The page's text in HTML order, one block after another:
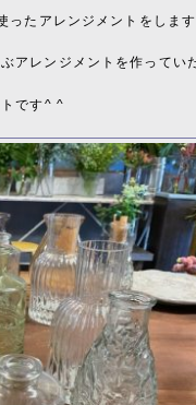
ったアレンジメントをします
アレンジメントを作ってい
です^ ^